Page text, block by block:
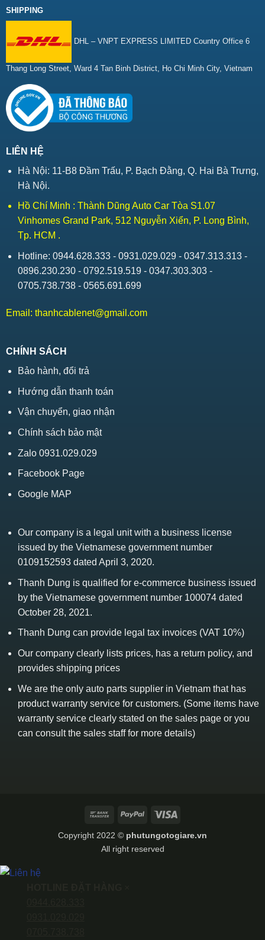
SHIPPING
DHL – VNPT EXPRESS LIMITED Country Office 6
Thang Long Street, Ward 4 Tan Binh District, Ho Chi Minh City, Vietnam
LIÊN HỆ
Hà Nội: 11-B8 Đầm Trấu, P. Bạch Đằng, Q. Hai Bà Trưng,
Hà Nội.
Hồ Chí Minh : Thành Dũng Auto Car Tòa S1.07
Vinhomes Grand Park, 512 Nguyễn Xiển, P. Long Bình,
Tp. HCM .
Hotline: 0944.628.333 - 0931.029.029 - 0347.313.313 -
0896.230.230 - 0792.519.519 - 0347.303.303 -
0705.738.738 - 0565.691.699
Email: thanhcablenet@gmail.com
CHÍNH SÁCH
Bảo hành, đổi trả
Hướng dẫn thanh toán
Vận chuyển, giao nhận
Chính sách bảo mật
Zalo 0931.029.029
Facebook Page
Google MAP
Our company is a legal unit with a business license
issued by the Vietnamese government number
0109152593 dated April 3, 2020.
Thanh Dung is qualified for e-commerce business issued
by the Vietnamese government number 100074 dated
October 28, 2021.
Thanh Dung can provide legal tax invoices (VAT 10%)
Our company clearly lists prices, has a return policy, and
provides shipping prices
We are the only auto parts supplier in Vietnam that has
product warranty service for customers. (Some items have
warranty service clearly stated on the sales page or you
can consult the sales staff for more details)
Bank
PayPal
Copyright 2022 © phutungotogiare.vn
All right reserved